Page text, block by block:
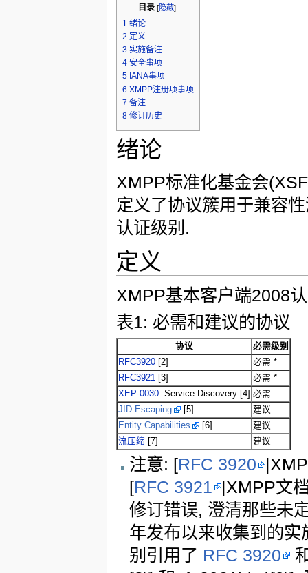
目录[隐藏]
1 绪论
2 定义
3 实施备注
4 安全事项
5 IANA事项
6 XMPP注册项事项
7 备注
8 修订历史
绪论
XMPP标准化基金会
定义了协议簇用于兼容
认证级别.
定义
XMPP基本客户端2008
表1: 必需和建议的协议
协议
必需级别
RFC3920[2]
必需 *
RFC3921[3]
必需 *
XEP-0030: Service Discovery [4] 必需
JID Escaping
[5]
建议
Entity Capabilities
[6]
建议
流压缩 [7] 建议
注意: [RFC 3920
[RFC 3921 |XMPP文
修订错误, 澄清那些未
年发布以来收集到的
别引用了 RFC 3920